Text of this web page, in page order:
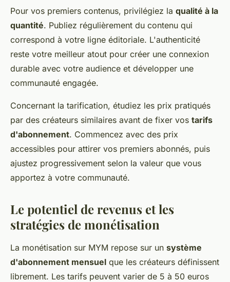
Pour vos premiers contenus, privilégiez la qualité à la
quantité. Publiez régulièrement du contenu qui
correspond à votre ligne éditoriale. L'authenticité
reste votre meilleur atout pour créer une connexion
durable avec votre audience et développer une
communauté engagée.
Concernant la tarification, étudiez les prix pratiqués
par des créateurs similaires avant de fixer vos tarifs
d'abonnement. Commencez avec des prix
accessibles pour attirer vos premiers abonnés, puis
ajustez progressivement selon la valeur que vous
apportez à votre communauté.
Le potentiel de revenus et les
stratégies de monétisation
La monétisation sur MYM repose sur un système
d'abonnement mensuel que les créateurs définissent
librement. Les tarifs peuvent varier de 5 à 50 euros